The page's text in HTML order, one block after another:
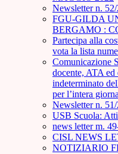
Newsletter n. 52/
FGU-GILDA
BERGAMO :
Partecipa alla
vota la lista
Comunicazione
docente, ATA ed
indeterminato
per l’intera
Newsletter n. 51/
USB Scuola:
news letter m.
CISL NEWS
NOTIZIARIO